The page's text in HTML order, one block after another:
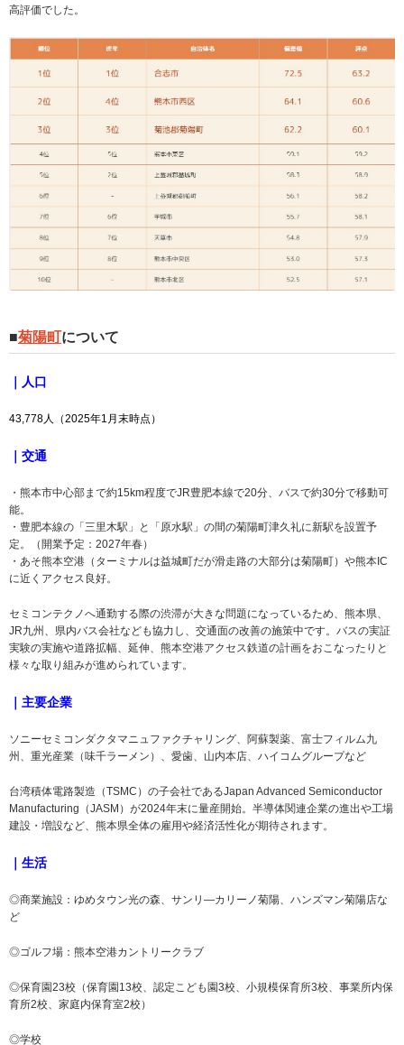
高評価でした。
■菊陽町について
｜人口
43,778人（2025年1月末時点）
｜交通
・熊本市中心部まで約15km程度でJR豊肥本線で20分、バスで約30分で移動可
能。
・豊肥本線の「三里木駅」と「原水駅」の間の菊陽町津久礼に新駅を設置予
定。（開業予定：2027年春）
・あそ熊本空港（ターミナルは益城町だが滑走路の大部分は菊陽町）や熊本IC
に近くアクセス良好。
セミコンテクノへ通勤する際の渋滞が大きな問題になっているため、熊本県、
JR九州、県内バス会社なども協力し、交通面の改善の施策中です。バスの実証
実験の実施や道路拡幅、延伸、熊本空港アクセス鉄道の計画をおこなったりと
様々な取り組みが進められています。
｜主要企業
ソニーセミコンダクタマニュファクチャリング、阿蘇製薬、富士フィルム九
州、重光産業（味千ラーメン）、愛歯、山内本店、ハイコムグループなど
台湾積体電路製造（TSMC）の子会社であるJapan Advanced Semiconductor
Manufacturing（JASM）が2024年末に量産開始。半導体関連企業の進出や工場
建設・増設など、熊本県全体の雇用や経済活性化が期待されます。
｜生活
◎商業施設：ゆめタウン光の森、サンリ―カリーノ菊陽、ハンズマン菊陽店な
ど
◎ゴルフ場：熊本空港カントリークラブ
◎保育園23校（保育園13校、認定こども園3校、小規模保育所3校、事業所内保
育所2校、家庭内保育室2校）
◎学校